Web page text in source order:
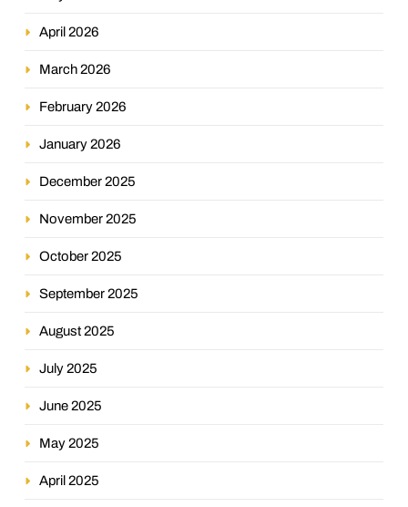
April 2026
March 2026
February 2026
January 2026
December 2025
November 2025
October 2025
September 2025
August 2025
July 2025
June 2025
May 2025
April 2025